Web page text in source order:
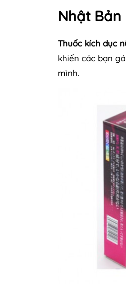
Nhật Bản
Thuốc kích dục
khiến các bạn
mình.